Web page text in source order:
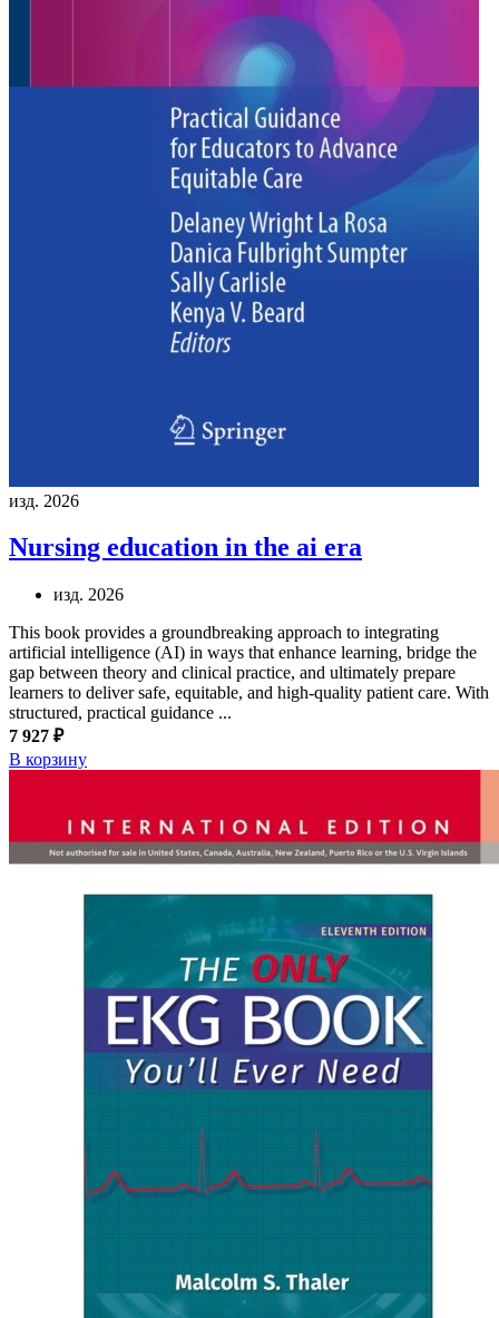
изд. 2026
Nursing education in the ai era
изд. 2026
This book provides a groundbreaking approach to integrating
artificial intelligence (AI) in ways that enhance learning, bridge the
gap between theory and clinical practice, and ultimately prepare
learners to deliver safe, equitable, and high-quality patient care. With
structured, practical guidance ...
7 927 ₽
В корзину